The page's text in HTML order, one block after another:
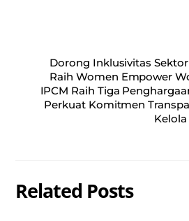
Dorong Inklusivitas
Raih Women Empower
IPCM Raih Tiga
Perkuat Komitmen
Related Posts